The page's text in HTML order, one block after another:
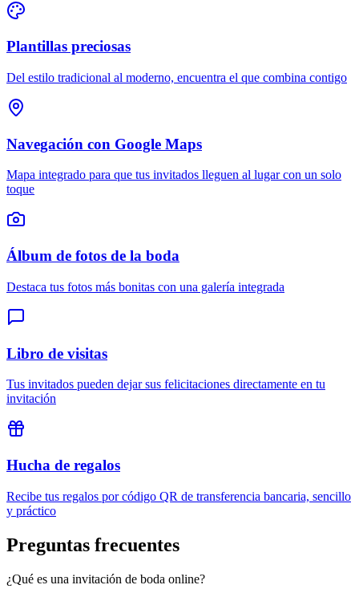
Plantillas preciosas
Del estilo tradicional al moderno, encuentra el que combina contigo
Navegación con Google Maps
Mapa integrado para que tus invitados lleguen al lugar con un solo
toque
Álbum de fotos de la boda
Destaca tus fotos más bonitas con una galería integrada
Libro de visitas
Tus invitados pueden dejar sus felicitaciones directamente en tu
invitación
Hucha de regalos
Recibe tus regalos por código QR de transferencia bancaria, sencillo
y práctico
Preguntas frecuentes
¿Qué es una invitación de boda online?